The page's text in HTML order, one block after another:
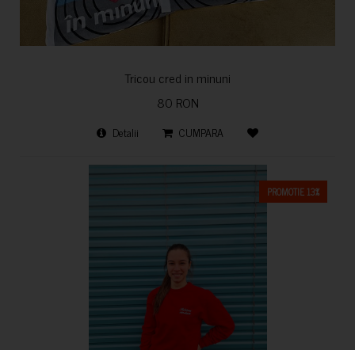
Tricou cred in minuni
80 RON
Detalii CUMPARA
PROMOTIE 13%